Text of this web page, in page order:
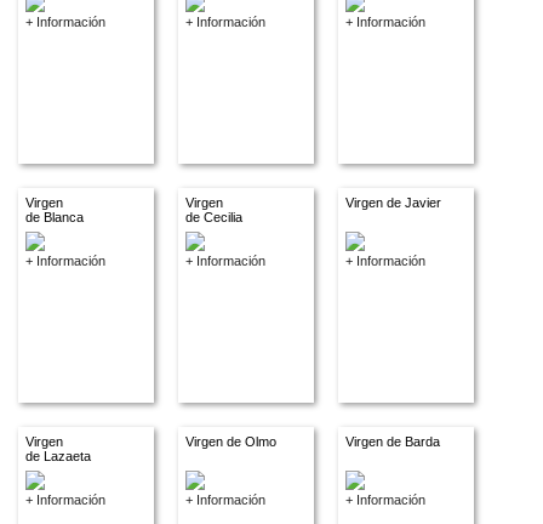
+ Información + Información + Información
Virgen
de Blanca
+ Información
Virgen
de Cecilia
+ Información
Virgen de Javier
+ Información
Virgen
de Lazaeta
+ Información
Virgen de Olmo
+ Información
Virgen de Barda
+ Información